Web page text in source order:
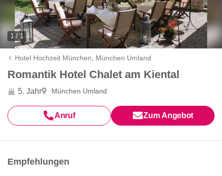
1 / 1
Hotel Hochzeit München, München Umland
Romantik Hotel Chalet am Kiental
5. Jahr München Umland
Anruf Zum Angebot
Empfehlungen